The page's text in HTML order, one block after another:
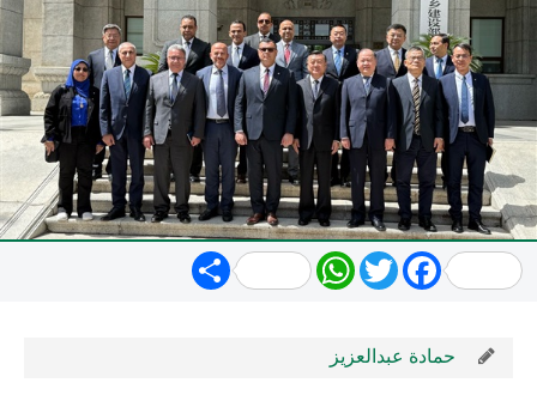
Share WhatsApp
TwitterFacebook
حمادة عبدالعزيز